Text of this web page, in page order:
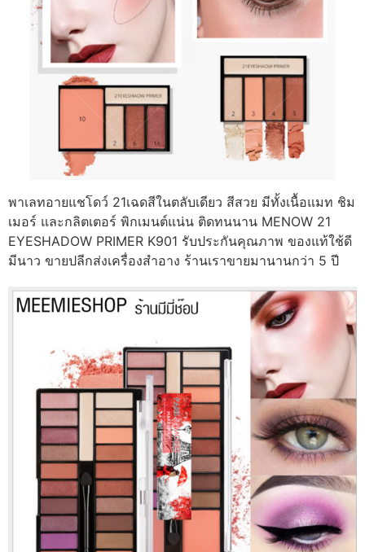
พาเลทอายแชโดว์ 21เฉดสีในตลับเดียว สีสวย มีทั้งเนื้อแมท ชิม
เมอร์ และกลิตเตอร์ พิกเมนต์แน่น ติดทนนาน MENOW 21
EYESHADOW PRIMER K901 รับประกันคุณภาพ ของแท้ใช้ดี
มีนาว ขายปลีกส่งเครื่องสำอาง ร้านเราขายมานานกว่า 5 ปี